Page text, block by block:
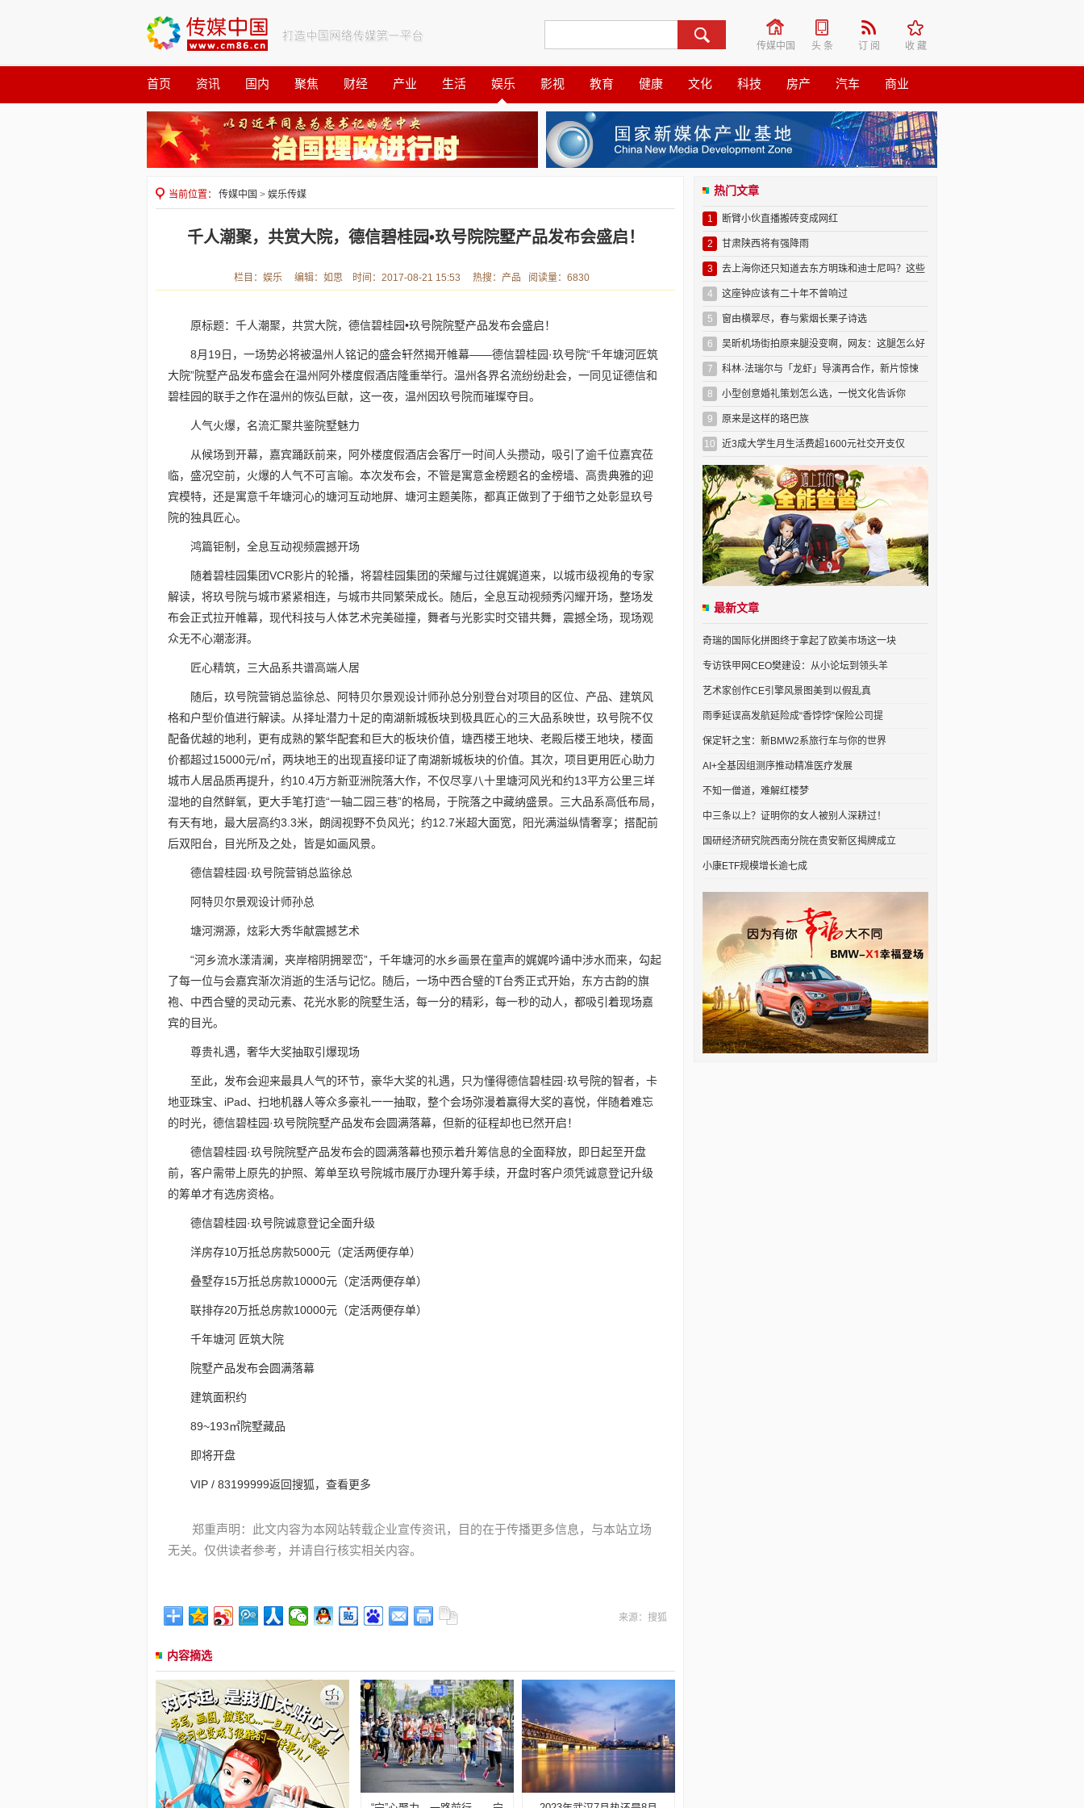
传媒中国 头 条 订 阅 收 藏
首页 资讯 国内 聚焦 财经 产业 生活 娱乐 影视 教育 健康 文化 科技 房产 汽车 商业
观察 公益
当前位置： 传媒中国 > 娱乐传媒
千人潮聚，共赏大院，德信碧桂园•玖号院院墅产品发布会盛启！
栏目：娱乐 编辑：如思 时间：2017-08-21 15:53 热搜：产品 阅读量：6830
原标题：千人潮聚，共赏大院，德信碧桂园•玖号院院墅产品发布会盛启！
8月19日，一场势必将被温州人铭记的盛会轩然揭开帷幕——德信碧桂园·玖号院“千年塘河匠筑
大院”院墅产品发布盛会在温州阿外楼度假酒店隆重举行。温州各界名流纷纷赴会，一同见证德信和
碧桂园的联手之作在温州的恢弘巨献，这一夜，温州因玖号院而璀璨夺目。
人气火爆，名流汇聚共鉴院墅魅力
从候场到开幕，嘉宾踊跃前来，阿外楼度假酒店会客厅一时间人头攒动，吸引了逾千位嘉宾莅
临，盛况空前，火爆的人气不可言喻。本次发布会，不管是寓意金榜题名的金榜墙、高贵典雅的迎
宾模特，还是寓意千年塘河心的塘河互动地屏、塘河主题美陈，都真正做到了于细节之处彰显玖号
院的独具匠心。
鸿篇钜制，全息互动视频震撼开场
随着碧桂园集团VCR影片的轮播，将碧桂园集团的荣耀与过往娓娓道来，以城市级视角的专家
解读，将玖号院与城市紧紧相连，与城市共同繁荣成长。随后，全息互动视频秀闪耀开场，整场发
布会正式拉开帷幕，现代科技与人体艺术完美碰撞，舞者与光影实时交错共舞，震撼全场，现场观
众无不心潮澎湃。
匠心精筑，三大品系共谱高端人居
随后，玖号院营销总监徐总、阿特贝尔景观设计师孙总分别登台对项目的区位、产品、建筑风
格和户型价值进行解读。从择址潜力十足的南湖新城板块到极具匠心的三大品系映世，玖号院不仅
配备优越的地利，更有成熟的繁华配套和巨大的板块价值，塘西楼王地块、老殿后楼王地块，楼面
价都超过15000元/㎡，两块地王的出现直接印证了南湖新城板块的价值。其次，项目更用匠心助力
城市人居品质再提升，约10.4万方新亚洲院落大作，不仅尽享八十里塘河风光和约13平方公里三垟
湿地的自然鲜氧，更大手笔打造“一轴二园三巷”的格局，于院落之中藏纳盛景。三大品系高低布局，
有天有地，最大层高约3.3米，朗阔视野不负风光；约12.7米超大面宽，阳光满溢纵情奢享；搭配前
后双阳台，目光所及之处，皆是如画风景。
德信碧桂园·玖号院营销总监徐总
阿特贝尔景观设计师孙总
塘河溯源，炫彩大秀华献震撼艺术
“河乡流水漾清澜，夹岸榕阴拥翠峦”，千年塘河的水乡画景在童声的娓娓吟诵中涉水而来，勾起
了每一位与会嘉宾渐次消逝的生活与记忆。随后，一场中西合璧的T台秀正式开始，东方古韵的旗
袍、中西合璧的灵动元素、花光水影的院墅生活，每一分的精彩，每一秒的动人，都吸引着现场嘉
宾的目光。
尊贵礼遇，奢华大奖抽取引爆现场
至此，发布会迎来最具人气的环节，豪华大奖的礼遇，只为懂得德信碧桂园·玖号院的智者，卡
地亚珠宝、iPad、扫地机器人等众多豪礼一一抽取，整个会场弥漫着赢得大奖的喜悦，伴随着难忘
的时光，德信碧桂园·玖号院院墅产品发布会圆满落幕，但新的征程却也已然开启！
德信碧桂园·玖号院院墅产品发布会的圆满落幕也预示着升筹信息的全面释放，即日起至开盘
前，客户需带上原先的护照、筹单至玖号院城市展厅办理升筹手续，开盘时客户须凭诚意登记升级
的筹单才有选房资格。
德信碧桂园·玖号院诚意登记全面升级
洋房存10万抵总房款5000元（定活两便存单）
叠墅存15万抵总房款10000元（定活两便存单）
联排存20万抵总房款10000元（定活两便存单）
千年塘河 匠筑大院
院墅产品发布会圆满落幕
建筑面积约
89~193㎡院墅藏品
即将开盘
VIP / 83199999返回搜狐，查看更多
郑重声明：此文内容为本网站转载企业宣传资讯，目的在于传播更多信息，与本站立场
无关。仅供读者参考，并请自行核实相关内容。
来源：搜狐
内容摘选
热门文章
1 断臂小伙直播搬砖变成网红
2 甘肃陕西将有强降雨
3 去上海你还只知道去东方明珠和迪士尼吗？这些
4 这座钟应该有二十年不曾响过
5 窗由横翠尽，春与紫烟长栗子诗选
6 吴昕机场街拍原来腿没变啊，网友：这腿怎么好
7 科林·法瑞尔与「龙虾」导演再合作，新片惊悚
8 小型创意婚礼策划怎么选，一悦文化告诉你
9 原来是这样的珞巴族
10 近3成大学生月生活费超1600元社交开支仅
最新文章
奇瑞的国际化拼图终于拿起了欧美市场这一块
专访铁甲网CEO樊建设：从小论坛到领头羊
艺术家创作CE引擎风景图美到以假乱真
雨季延误高发航延险成“香饽饽”保险公司提
保定轩之宝：新BMW2系旅行车与你的世界
AI+全基因组测序推动精准医疗发展
不知一僧道，难解红楼梦
中三条以上？证明你的女人被别人深耕过！
国研经济研究院西南分院在贵安新区揭牌成立
小康ETF规模增长逾七成